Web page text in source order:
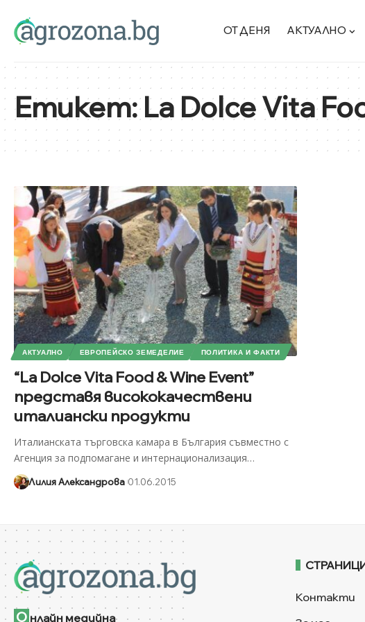
ОТ ДЕНЯ АКТУАЛНО
Етикет:La Dolce Vita
АКТУАЛНО ЕВРОПЕЙСКО ЗЕМЕДЕЛИЕ ПОЛИТИКА И ФАКТИ
“La Dolce Vita Food & Wine Event”
представя висококачествени
италиански продукти
Италианската търговска камара в България съвместно с
Агенция за пoдпомагане и интернационализация…
Лилия Александрова 01.06.2015
О нлайн медийна
Контакти